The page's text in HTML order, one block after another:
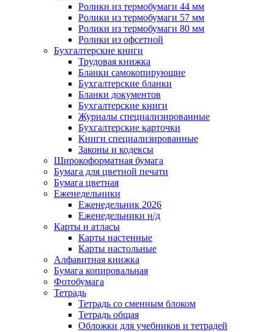
Ролики из термобумаги 44 мм
Ролики из термобумаги 57 мм
Ролики из термобумаги 80 мм
Ролики из офсетной
Бухгалтерские книги
Трудовая книжка
Бланки самокопирующие
Бухгалтерские бланки
Бланки документов
Бухгалтерские книги
Журналы специализированные
Бухгалтерские карточки
Книги специализированные
Законы и кодексы
Широкоформатная бумага
Бумага для цветной печати
Бумага цветная
Еженедельники
Еженедельник 2026
Еженедельники н/д
Карты и атласы
Карты настенные
Карты настольные
Алфавитная книжка
Бумага копировальная
Фотобумага
Тетрадь
Тетрадь со сменным блоком
Тетрадь общая
Обложки для учебников и тетрадей